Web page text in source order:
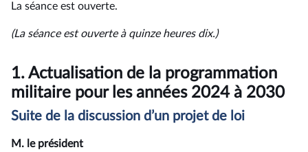
La séance est ouverte.
(La séance est ouverte à quinze heures dix.)
1. Actualisation de la programmation
militaire pour les années 2024 à 2030
Suite de la discussion d’un projet de loi
M. le président